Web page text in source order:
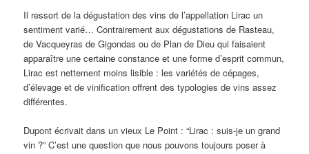
Il ressort de la dégustation des vins de l’appellation Lirac un
sentiment varié… Contrairement aux dégustations de Rasteau,
de Vacqueyras de Gigondas ou de Plan de Dieu qui faisaient
apparaître une certaine constance et une forme d’esprit commun,
Lirac est nettement moins lisible : les variétés de cépages,
d’élevage et de vinification offrent des typologies de vins assez
différentes.
Dupont écrivait dans un vieux Le Point : “Lirac : suis-je un grand
vin ?” C’est une question que nous pouvons toujours poser à